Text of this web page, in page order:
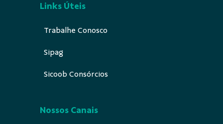
Links Úteis
Trabalhe Conosco
Sipag
Sicoob Consórcios
Nossos Canais